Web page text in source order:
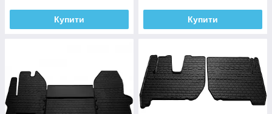
Купити Купити